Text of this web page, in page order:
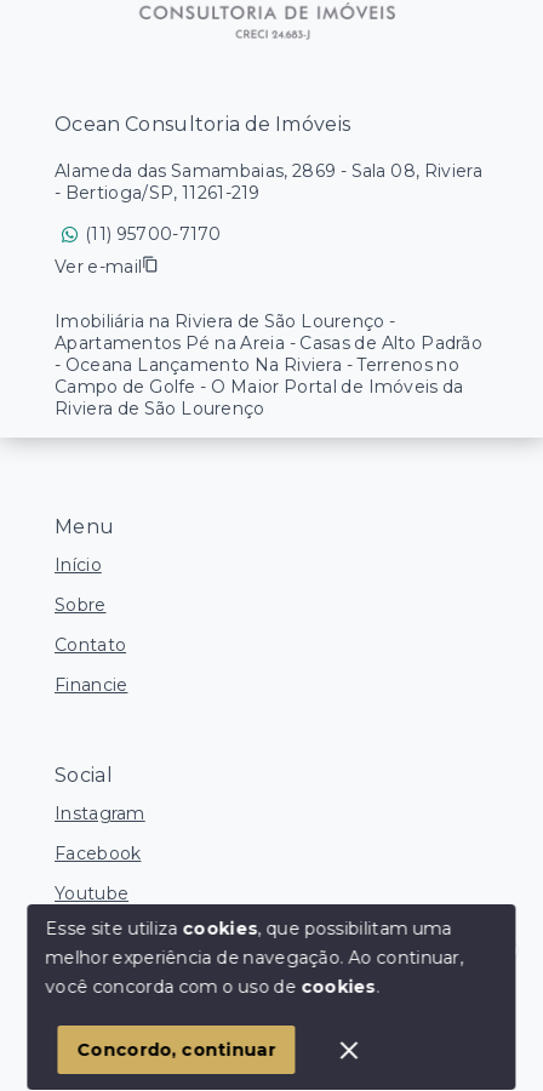
Menu
Início
Sobre
Contato
Financie
Social
Instagram
Facebook
Youtube
© Copyright 2026 - Ocean Consultoria de Imóveis -
SITE PARA IMOBILIARIA
Ocean Consultoria de Imóveis
Alameda das Samambaias, 2869 - Sala 08, Riviera
- Bertioga/SP, 11261-219
(11) 95700-7170
Ver e-mail
Imobiliária na Riviera de São Lourenço -
Apartamentos Pé na Areia - Casas de Alto Padrão
- Oceana Lançamento Na Riviera - Terrenos no
Campo de Golfe - O Maior Portal de Imóveis da
Riviera de São Lourenço
Corretores Online
Esse site utiliza cookies, que possibilitam uma
melhor experiência de navegação.Ao continuar,
você concorda com o uso de cookies.
Concordo, continuar